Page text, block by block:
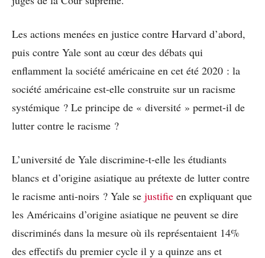
Les actions menées en justice contre Harvard d’abord,
puis contre Yale sont au cœur des débats qui
enflamment la société américaine en cet été 2020 : la
société américaine est-elle construite sur un racisme
systémique ? Le principe de « diversité » permet-il de
lutter contre le racisme ?
L’université de Yale discrimine-t-elle les étudiants
blancs et d’origine asiatique au prétexte de lutter contre
le racisme anti-noirs ? Yale se justifie en expliquant que
les Américains d’origine asiatique ne peuvent se dire
discriminés dans la mesure où ils représentaient 14%
des effectifs du premier cycle il y a quinze ans et